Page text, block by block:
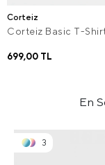
Corteiz
Corteiz Basic T-
699,00 TL
En
3